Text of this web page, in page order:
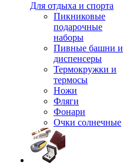
Для отдыха и спорта
Пикниковые
подарочные
наборы
Пивные башни и
диспенсеры
Термокружки и
термосы
Ножи
Фляги
Фонари
Очки солнечные